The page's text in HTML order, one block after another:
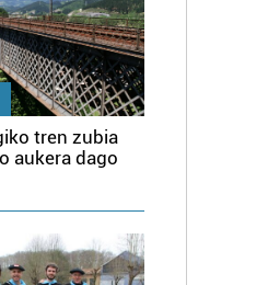
tren zubia
aukera dago